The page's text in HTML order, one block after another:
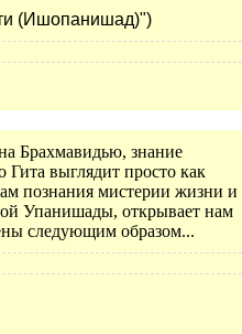
(Ишопанишад)")
Брахмавидью, знание
Гита выглядит просто как
познания мистерии жизни и
Упанишады, открывает нам
следующим образом...